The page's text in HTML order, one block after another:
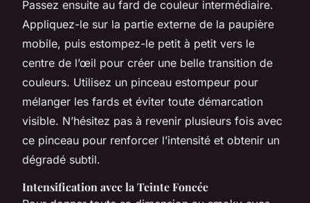
Passez ensuite au fard de couleur intermédiaire.
Appliquez-le sur la partie externe de la paupière
mobile, puis estompez-le petit à petit vers le
centre de l’œil pour créer une belle transition de
couleurs. Utilisez un pinceau estompeur pour
mélanger les fards et éviter toute démarcation
visible. N’hésitez pas à revenir plusieurs fois avec
ce pinceau pour renforcer l’intensité et obtenir un
dégradé subtil.
Intensification avec la Teinte Foncée